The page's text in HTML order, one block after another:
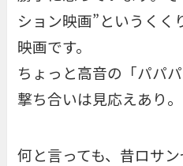
ション映画”というくく
映画です。
ちょっと高音の「パパ
撃ち合いは見応えあり。
何と言っても、昔ロサ